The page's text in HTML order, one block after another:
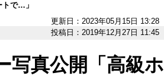
で…」
更新日：2023年05月15日 13:28
投稿日：2019年12月27日 11:45
写真公開「高級ホ